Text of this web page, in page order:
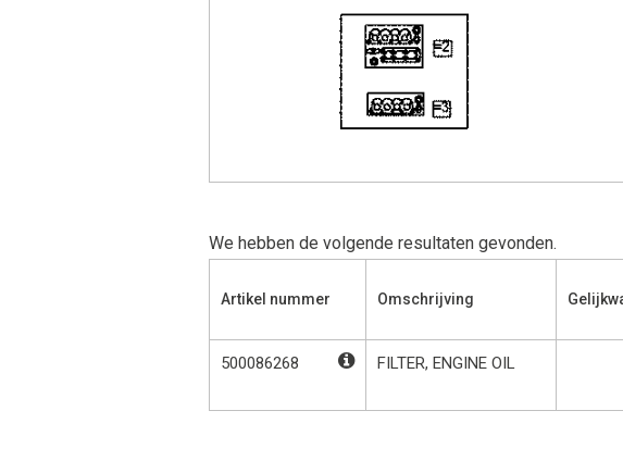
We hebben de volgende resultaten gevonden.
Artikel nummer Omschrijving
500086268 FILTER, ENGINE OIL